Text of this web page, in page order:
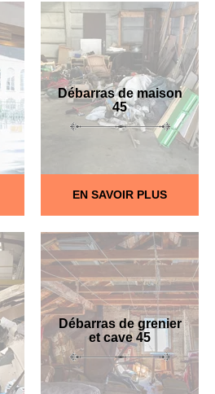
Débarras de maison
45
EN SAVOIR PLUS
Débarras de grenier
et cave 45